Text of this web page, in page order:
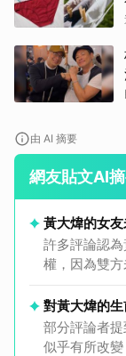
由 AI 摘要
網友貼文AI
黃大煒的女
許多評論認
權，因為雙方
對黃大煒的
部分評論者
似乎有所改變